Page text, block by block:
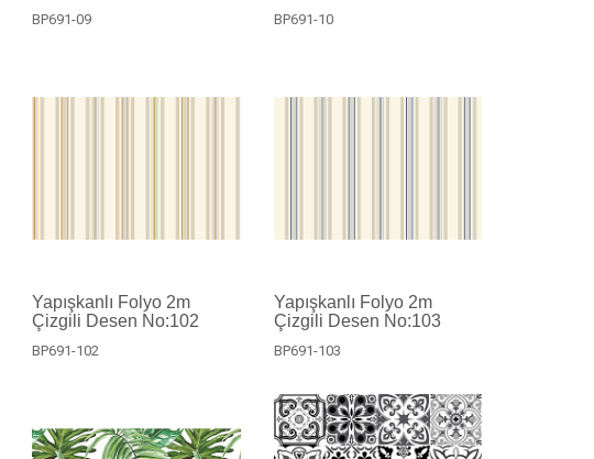
BP691-09 BP691-10
Yapışkanlı Folyo 2m
Çizgili Desen No:102
BP691-102
Yapışkanlı Folyo 2m
Çizgili Desen No:103
BP691-103